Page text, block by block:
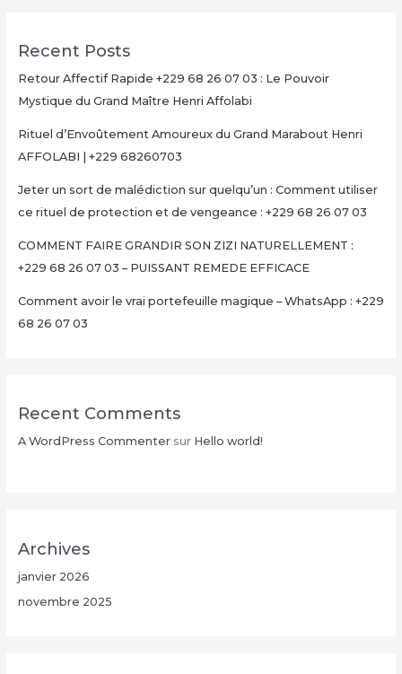
et
de
vengeance
+229
68
Recent Posts
Retour Affectif Rapide +229 68 26 07 03 : Le Pouvoir
Mystique du Grand Maître Henri Affolabi
Rituel d’Envoûtement Amoureux du Grand Marabout Henri
AFFOLABI | +229 68260703
Jeter un sort de malédiction sur quelqu’un : Comment utiliser
ce rituel de protection et de vengeance : +229 68 26 07 03
COMMENT FAIRE GRANDIR SON ZIZI NATURELLEMENT :
+229 68 26 07 03 – PUISSANT REMEDE EFFICACE
Comment avoir le vrai portefeuille magique – WhatsApp : +229
68 26 07 03
Recent Comments
A WordPress Commentersur Hello world!
Archives
janvier 2026
novembre 2025